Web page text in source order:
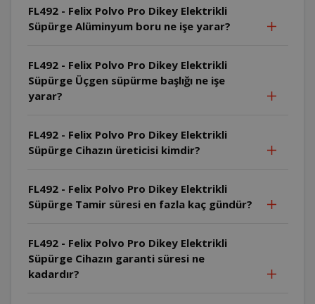
FL492 - Felix Polvo Pro Dikey Elektrikli
Süpürge Alüminyum boru ne işe yarar?
FL492 - Felix Polvo Pro Dikey Elektrikli
Süpürge Üçgen süpürme başlığı ne işe
yarar?
FL492 - Felix Polvo Pro Dikey Elektrikli
Süpürge Cihazın üreticisi kimdir?
FL492 - Felix Polvo Pro Dikey Elektrikli
Süpürge Tamir süresi en fazla kaç gündür?
FL492 - Felix Polvo Pro Dikey Elektrikli
Süpürge Cihazın garanti süresi ne
kadardır?